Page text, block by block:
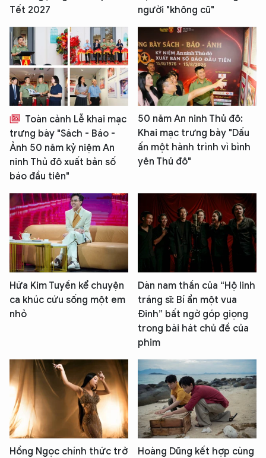
Tết 2027
người "không cũ"
Toàn cảnh Lễ khai mạc
trưng bày "Sách - Báo -
Ảnh 50 năm kỷ niệm An
ninh Thủ đô xuất bản số
báo đầu tiên"
50 năm An ninh Thủ đô:
Khai mạc trưng bày "Dấu
ấn một hành trình vì bình
yên Thủ đô"
Hứa Kim Tuyền kể chuyện
ca khúc cứu sống một em
nhỏ
Dàn nam thần của “Hộ linh
tráng sĩ: Bí ẩn một vua
Đinh” bất ngờ góp giọng
trong bài hát chủ đề của
phim
Hồng Ngọc chính thức trở
Hoàng Dũng kết hợp cùng